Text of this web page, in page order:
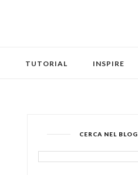
TUTORIAL INSPIRE
CERCA NEL BLOG